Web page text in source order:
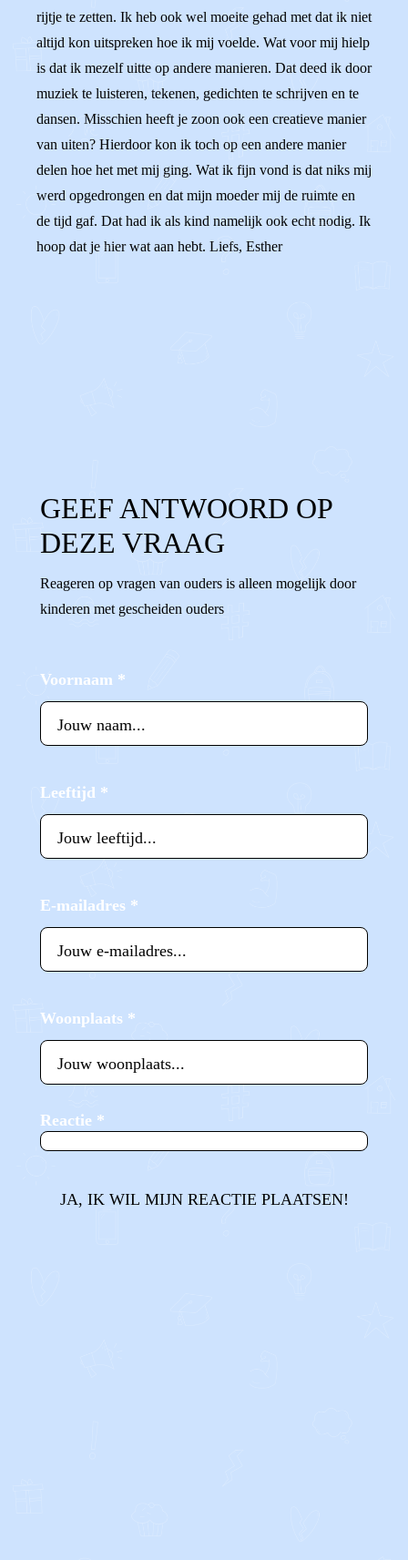
rijtje te zetten. Ik heb ook wel moeite gehad met dat ik niet
altijd kon uitspreken hoe ik mij voelde. Wat voor mij hielp
is dat ik mezelf uitte op andere manieren. Dat deed ik door
muziek te luisteren, tekenen, gedichten te schrijven en te
dansen. Misschien heeft je zoon ook een creatieve manier
van uiten? Hierdoor kon ik toch op een andere manier
delen hoe het met mij ging. Wat ik fijn vond is dat niks mij
werd opgedrongen en dat mijn moeder mij de ruimte en
de tijd gaf. Dat had ik als kind namelijk ook echt nodig. Ik
hoop dat je hier wat aan hebt. Liefs, Esther
GEEF ANTWOORD OP
DEZE VRAAG
Reageren op vragen van ouders is alleen mogelijk door
kinderen met gescheiden ouders
Voornaam *
Leeftijd *
E-mailadres *
Woonplaats *
Reactie *
JA, IK WIL MIJN REACTIE PLAATSEN!